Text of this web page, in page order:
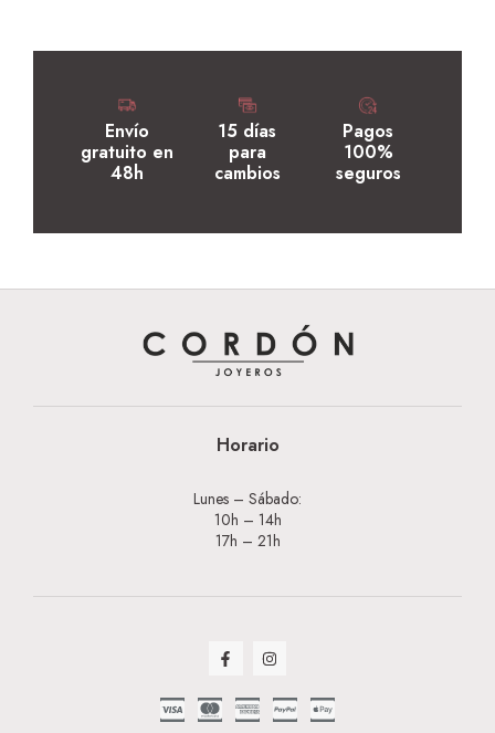
Envío
gratuito en
48h
15 días
para
cambios
Pagos
100%
seguros
Horario
Lunes – Sábado:
10h – 14h
17h – 21h